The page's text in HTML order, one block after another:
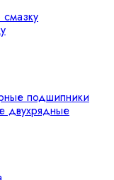
подшипники
двухрядные